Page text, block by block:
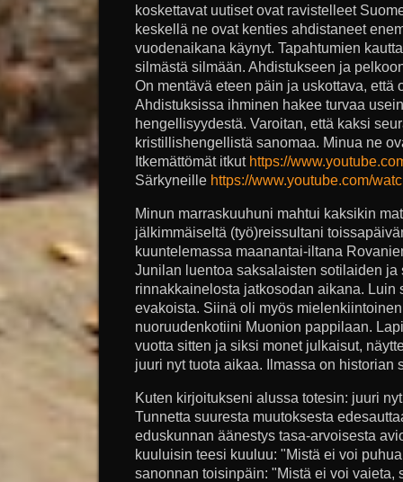
koskettavat uutiset ovat ravistelleet
keskellä ne ovat kenties ahdistaneet
vuodenaikana käynyt. Tapahtumien
silmästä silmään. Ahdistukseen ja
On mentävä eteen päin ja uskottava, että
Ahdistuksissa ihminen hakee turvaa
hengellisyydestä. Varoitan, että kaksi
kristillishengellistä sanomaa. Minua ne
Itkemättömät itkut https://
Särkyneille https://www.youtube.com/
Minun marraskuuhuni mahtui kaksikin
jälkimmäiseltä (työ)reissultani
kuuntelemassa maanantai-iltana
Junilan luentoa saksalaisten sotilaiden
rinnakkainelosta jatkosodan aikana.
evakoista. Siinä oli myös
nuoruudenkotiini Muonion pappilaan.
vuotta sitten ja siksi monet julkaisut,
juuri nyt tuota aikaa. Ilmassa on historian
Kuten kirjoitukseni alussa totesin: juuri
Tunnetta suuresta muutoksesta
eduskunnan äänestys tasa-arvoisesta
kuuluisin teesi kuuluu: "Mistä ei voi
sanonnan toisinpäin: "Mistä ei voi vaieta,